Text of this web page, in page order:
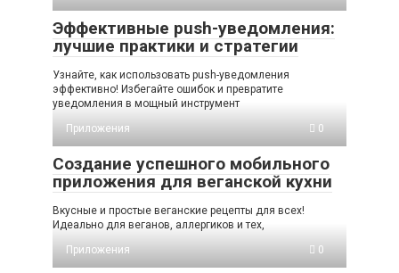
Эффективные push-уведомления:
лучшие практики и стратегии
Узнайте, как использовать push-уведомления
эффективно! Избегайте ошибок и превратите
уведомления в мощный инструмент
Приложения
0
Создание успешного мобильного
приложения для веганской кухни
Вкусные и простые веганские рецепты для всех!
Идеально для веганов, аллергиков и тех,
Приложения
0